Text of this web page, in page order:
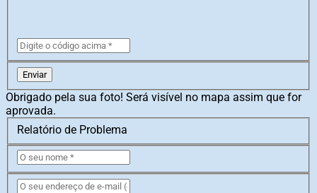
Enviar
Obrigado pela sua foto! Será visível no mapa assim que for
aprovada.
Relatório de Problema